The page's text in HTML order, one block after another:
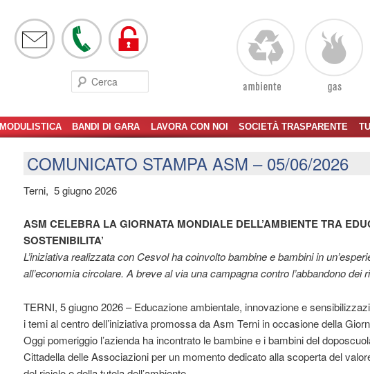
MODULISTICA BANDI DI GARA LAVORA CON NOI SOCIETÀ TRASPARENTE
COMUNICATO STAMPA ASM – 05/06/2026
Terni, 5 giugno 2026
ASM CELEBRA LA GIORNATA MONDIALE DELL’AMBIENTE TRA
SOSTENIBILITA’
L’iniziativa realizzata con Cesvol ha coinvolto bambine e bambini in
all’economia circolare. A breve al via una campagna contro l’abbandono dei
TERNI, 5 giugno 2026 – Educazione ambientale, innovazione e
i temi al centro dell’iniziativa promossa da Asm Terni in occasione della
Oggi pomeriggio l’azienda ha incontrato le bambine e i bambini del
Cittadella delle Associazioni per un momento dedicato alla scoperta del